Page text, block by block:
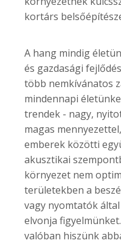
kortárs
A hang mindig
és gazdasági
több nemkívánatos
mindennapi
trendek - nagy,
magas
emberek közötti
akusztikai
környezet nem
területekben a
vagy nyomtatók
elvonja
valóban hiszünk